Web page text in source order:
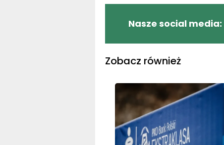
Nasze social media:
Zobacz również